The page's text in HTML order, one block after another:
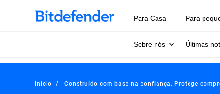
Para Casa Para
Sobre nós Últimas
Início Construído com base na confiança. Protege